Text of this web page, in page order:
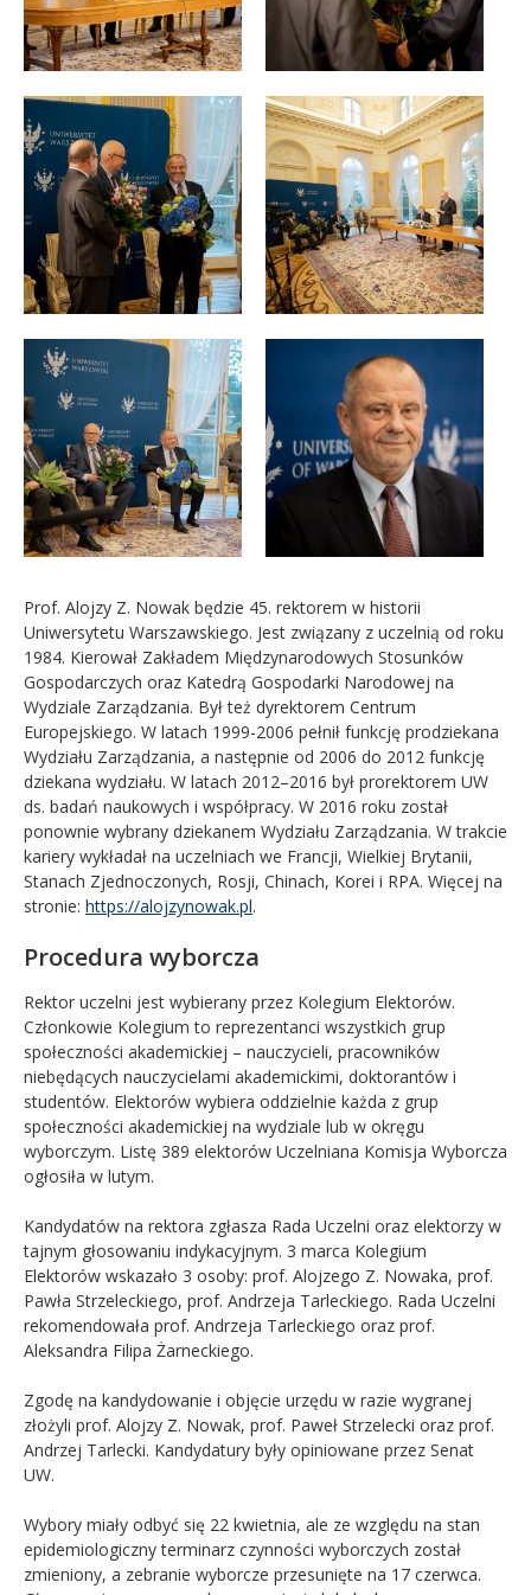
Prof. Alojzy Z. Nowak będzie 45. rektorem w historii
Uniwersytetu Warszawskiego. Jest związany z uczelnią od roku
1984. Kierował Zakładem Międzynarodowych Stosunków
Gospodarczych oraz Katedrą Gospodarki Narodowej na
Wydziale Zarządzania. Był też dyrektorem Centrum
Europejskiego. W latach 1999-2006 pełnił funkcję prodziekana
Wydziału Zarządzania, a następnie od 2006 do 2012 funkcję
dziekana wydziału. W latach 2012–2016 był prorektorem UW
ds. badań naukowych i współpracy. W 2016 roku został
ponownie wybrany dziekanem Wydziału Zarządzania. W trakcie
kariery wykładał na uczelniach we Francji, Wielkiej Brytanii,
Stanach Zjednoczonych, Rosji, Chinach, Korei i RPA. Więcej na
stronie: https://alojzynowak.pl.
Procedura wyborcza
Rektor uczelni jest wybierany przez Kolegium Elektorów.
Członkowie Kolegium to reprezentanci wszystkich grup
społeczności akademickiej – nauczycieli, pracowników
niebędących nauczycielami akademickimi, doktorantów i
studentów. Elektorów wybiera oddzielnie każda z grup
społeczności akademickiej na wydziale lub w okręgu
wyborczym. Listę 389 elektorów Uczelniana Komisja Wyborcza
ogłosiła w lutym.
Kandydatów na rektora zgłasza Rada Uczelni oraz elektorzy w
tajnym głosowaniu indykacyjnym. 3 marca Kolegium
Elektorów wskazało 3 osoby: prof. Alojzego Z. Nowaka, prof.
Pawła Strzeleckiego, prof. Andrzeja Tarleckiego. Rada Uczelni
rekomendowała prof. Andrzeja Tarleckiego oraz prof.
Aleksandra Filipa Żarneckiego.
Zgodę na kandydowanie i objęcie urzędu w razie wygranej
złożyli prof. Alojzy Z. Nowak, prof. Paweł Strzelecki oraz prof.
Andrzej Tarlecki. Kandydatury były opiniowane przez Senat
UW.
Wybory miały odbyć się 22 kwietnia, ale ze względu na stan
epidemiologiczny terminarz czynności wyborczych został
zmieniony, a zebranie wyborcze przesunięte na 17 czerwca.